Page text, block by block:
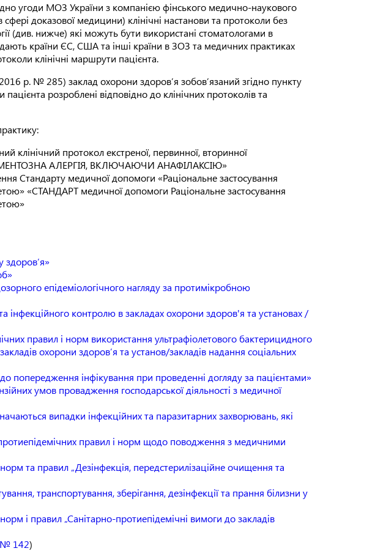
угоди МОЗ України з компанією фінського медично-наукового
доказової медицини) клінічні настанови та протоколи без
(див. нижче) які можуть бути використані стоматологами в
країни ЄС, США та інші країни в ЗОЗ та медичних практиках
клінічні маршрути пацієнта.
р. № 285) заклад охорони здоров’я зобов’язаний згідно пункту
розроблені відповідно до клінічних протоколів та
клінічний протокол екстреної, первинної, вторинної
АЛЕРГІЯ, ВКЛЮЧАЮЧИ АНАФІЛАКСІЮ»
Стандарту медичної допомоги «Раціональне застосування
«СТАНДАРТ медичної допомоги Раціональне застосування
здоров’я»
епідеміологічного нагляду за протимікробною
контролю в закладах охорони здоров'я та установах /
правил і норм використання ультрафіолетового бактерицидного
охорони здоров’я та установ/закладів надання соціальних
інфікування при проведенні догляду за пацієнтами»
умов провадження господарської діяльності з медичної
випадки інфекційних та паразитарних захворювань, які
правил і норм щодо поводження з медичними
та правил „Дезінфекція, передстерилізаційне очищення та
транспортування, зберігання, дезінфекції та прання білизни у
і правил „Санітарно-протиепідемічні вимоги до закладів
№ 142)